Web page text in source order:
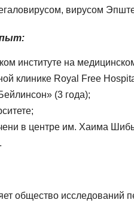
вирусом
институте на
клинике Royal Free
(3 года);
в центре им. Хаима
общество исследований